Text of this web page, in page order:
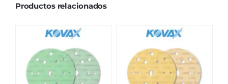
Productos relacionados